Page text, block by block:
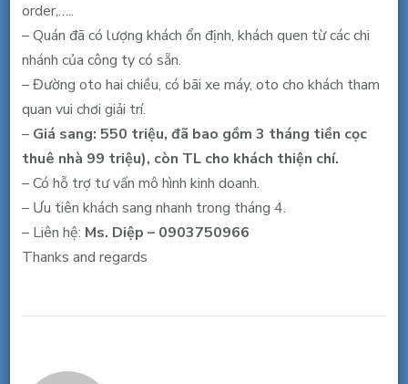
Thám,
TB,
550
triệu
(TL)
order,…..
– Quán đã có lượng khách ổn định, khách quen từ các chi
nhánh của công ty có sẵn.
– Đường oto hai chiều, có bãi xe máy, oto cho khách tham
quan vui chơi giải trí.
–Giá sang: 550 triệu, đã bao gồm 3 tháng tiền cọc
thuê nhà 99 triệu), còn TL cho khách thiện chí.
– Có hỗ trợ tư vấn mô hình kinh doanh.
– Ưu tiên khách sang nhanh trong tháng 4.
– Liên hệ: Ms. Diệp – 0903750966
Thanks and regards